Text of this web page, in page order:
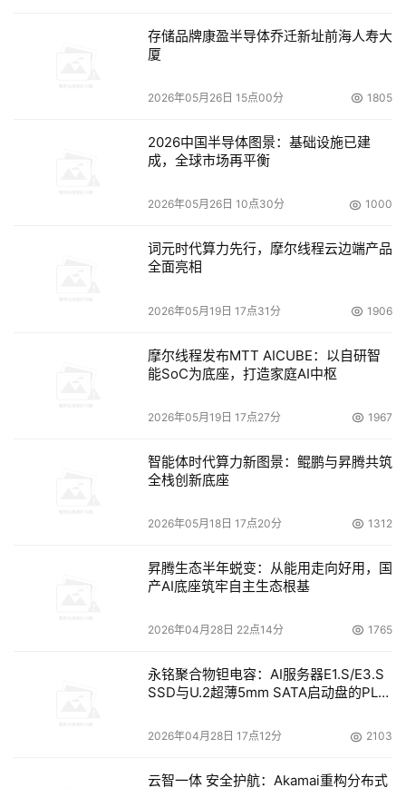
以处理数据的功能模块为划分依据，需要考虑在新系统
中没有被包含的功能模块，其所涉及数据的处理问题。这类
但对于模块间偶合度比较紧密的旧系统，在纵向划分时需要
存储品牌康盈半导体乔迁新址前海人寿大
厦
2026年05月26日 15点00分 1805
2026中国半导体图景：基础设施已建
成，全球市场再平衡
2026年05月26日 10点30分 1000
词元时代算力先行，摩尔线程云边端产品
全面亮相
2026年05月19日 17点31分 1906
摩尔线程发布MTT AICUBE：以自研智
能SoC为底座，打造家庭AI中枢
2026年05月19日 17点27分 1967
智能体时代算力新图景：鲲鹏与昇腾共筑
全栈创新底座
2026年05月18日 17点20分 1312
昇腾生态半年蜕变：从能用走向好用，国
产AI底座筑牢自主生态根基
2026年04月28日 22点14分 1765
永铭聚合物钽电容：AI服务器E1.S/E3.S
SSD与U.2超薄5mm SATA启动盘的PLP
2026年04月28日 17点12分 2103
云智一体 安全护航：Akamai重构分布式